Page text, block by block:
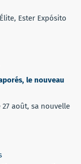
Ester Expósito
le nouveau
août, sa nouvelle